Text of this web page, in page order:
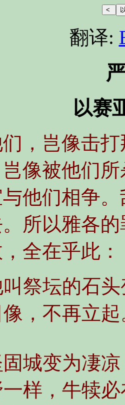
翻译:
以赛
，岂像击
像被他们
他们相争
所以雅各
全在乎此：
祭坛的石
，不再立起
固城变为凄
样，牛犊